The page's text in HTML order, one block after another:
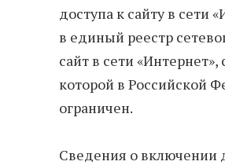
доступа к сайту в сети
в единый реестр
сайт в сети
которой в Российской
ограничен.
Сведения о включении